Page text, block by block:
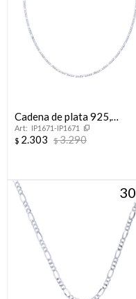
Cadena de plata 925,
FIGARO.
IP1671-IP1671
$ 2.303 $3.290
30